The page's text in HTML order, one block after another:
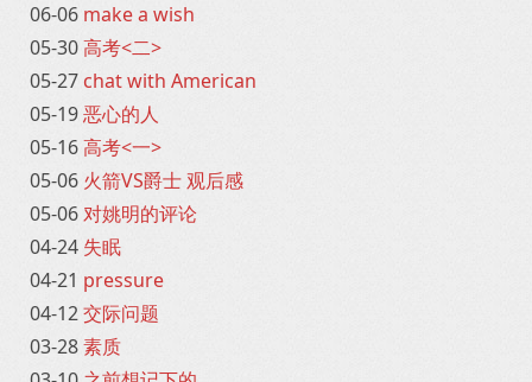
06-06 make a wish
05-30高考<二>
05-27 chat with American
05-19恶心的人
05-16高考<一>
05-06 火箭VS爵士 观后感
05-06对姚明的评论
04-24 失眠
04-21 pressure
04-12交际问题
03-28素质